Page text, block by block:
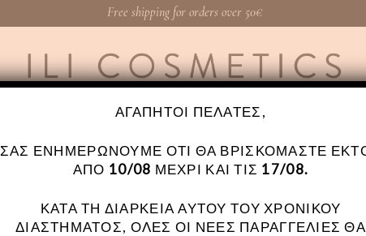
Free shipping for orders over 50€
ΑΓΑΠΗΤΟΊ ΠΕΛΆΤΕΣ,
ΣΑΣ ΕΝΗΜΕΡΏΝΟΥΜΕ ΌΤΙ ΘΑ ΒΡΙΣΚΌΜΑΣΤΕ
ΑΠΌ 10/08 ΜΈΧΡΙ ΚΑΙ ΤΙΣ 17/08.
ΚΑΤΆ ΤΗ ΔΙΆΡΚΕΙΑ ΑΥΤΟΎ ΤΟΥ ΧΡΟΝΙΚΟΎ
ΔΙΑΣΤΉΜΑΤΟΣ, ΌΛΕΣ ΟΙ ΝΈΕΣ ΠΑΡΑΓΓΕΛΊΕΣ ΘΑ